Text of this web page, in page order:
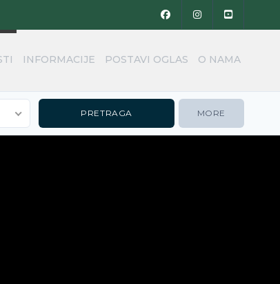
INFORMACIJE POSTAVI OGLAS O NAMA
MORE